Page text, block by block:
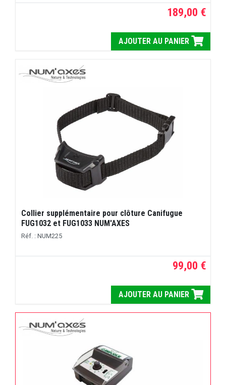
189,00 €
AJOUTER AU PANIER
Collier supplémentaire pour clôture Canifugue
FUG1032 et FUG1033 NUM'AXES
Réf. : NUM225
99,00 €
AJOUTER AU PANIER